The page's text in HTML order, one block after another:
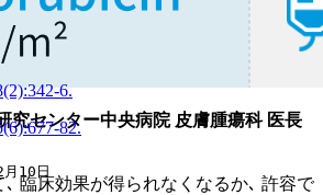
6.
82.
10日
究センター中央病院 皮膚腫瘍科 医長
臨床効果が得られなくなるか､ 許容で